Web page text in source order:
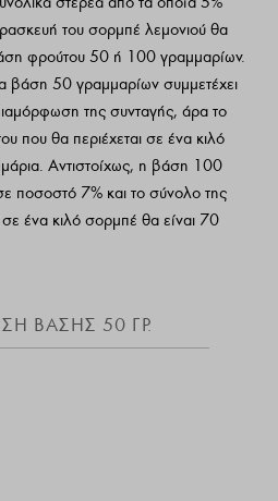
του σορμπέ λεμονιού θα
φρούτου 50 ή 100 γραμμαρίων.
βάση 50 γραμμαρίων συμμετέχει
της συνταγής, άρα το
που θα περιέχεται σε ένα κιλό
Αντιστοίχως, η βάση 100
ποσοστό 7% και το σύνολο της
ένα κιλό σορμπέ θα είναι 70
ΒΑΣΗΣ 50 ΓΡ.